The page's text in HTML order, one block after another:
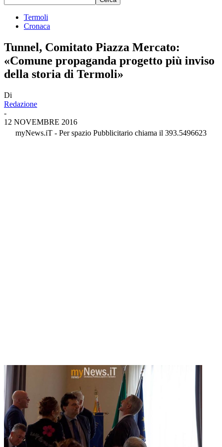
Termoli
Cronaca
Tunnel, Comitato Piazza Mercato:
«Comune propaganda progetto più inviso
della storia di Termoli»
Di
Redazione
-
12 NOVEMBRE 2016
myNews.iT - Per spazio Pubblicitario chiama il 393.5496623